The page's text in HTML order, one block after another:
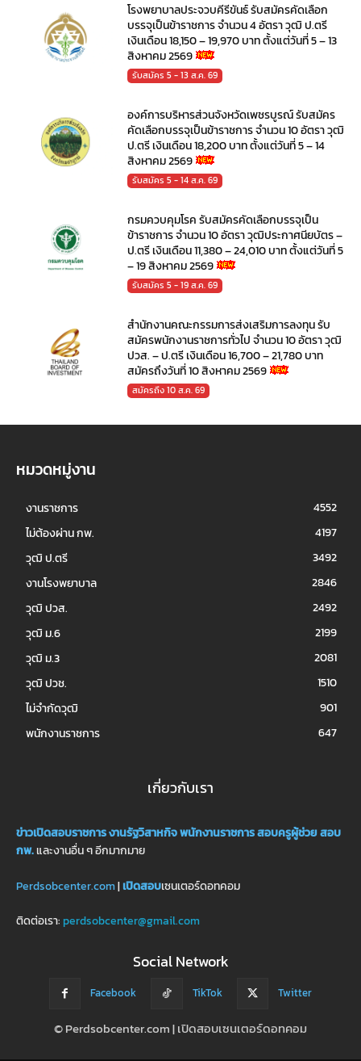
โรงพยาบาลประจวบคีรีขันธ์ รับสมัครคัดเลือก
บรรจุเป็นข้าราชการ จำนวน 4 อัตรา วุฒิ ป.ตรี
เงินเดือน 18,150 – 19,970 บาท ตั้งแต่วันที่ 5 – 13
สิงหาคม 2569
รับสมัคร 5 - 13 ส.ค. 69
องค์การบริหารส่วนจังหวัดเพชรบูรณ์ รับสมัคร
คัดเลือกบรรจุเป็นข้าราชการ จำนวน 10 อัตรา วุฒิ
ป.ตรี เงินเดือน 18,200 บาท ตั้งแต่วันที่ 5 – 14
สิงหาคม 2569
รับสมัคร 5 - 14 ส.ค. 69
กรมควบคุมโรค รับสมัครคัดเลือกบรรจุเป็น
ข้าราชการ จำนวน 10 อัตรา วุฒิประกาศนียบัตร –
ป.ตรี เงินเดือน 11,380 – 24,010 บาท ตั้งแต่วันที่ 5
– 19 สิงหาคม 2569
รับสมัคร 5 - 19 ส.ค. 69
สำนักงานคณะกรรมการส่งเสริมการลงทุน รับ
สมัครพนักงานราชการทั่วไป จำนวน 10 อัตรา วุฒิ
ปวส. – ป.ตรี เงินเดือน 16,700 – 21,780 บาท
สมัครถึงวันที่ 10 สิงหาคม 2569
สมัครถึง 10 ส.ค. 69
หมวดหมู่งาน
งานราชการ
4552
ไม่ต้องผ่าน กพ.
4197
วุฒิ ป.ตรี
3492
งานโรงพยาบาล
2846
วุฒิ ปวส.
2492
วุฒิ ม.6
2199
วุฒิ ม.3
2081
วุฒิ ปวช.
1510
ไม่จำกัดวุฒิ
901
พนักงานราชการ
647
เกี่ยวกับเรา
ข่าวเปิดสอบราชการงานรัฐวิสาหกิจพนักงานราชการสอบครูผู้ช่วยสอบ
กพ.และงานอื่น ๆ อีกมากมาย
Perdsobcenter.com|เปิดสอบเซนเตอร์ดอทคอม
ติดต่อเรา: perdsobcenter@gmail.com
Social Network
Facebook TikTok Twitter
© Perdsobcenter.com | เปิดสอบเซนเตอร์ดอทคอม